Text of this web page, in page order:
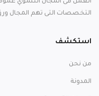
العمل فى المجال التنموي
التخصصات التى تهم المجال
استكشف
من نحن
المدونة